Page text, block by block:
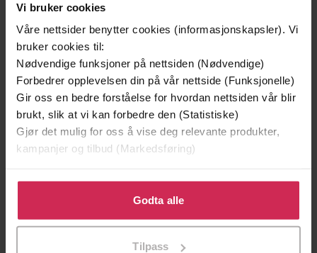
Vi bruker cookies
Våre nettsider benytter cookies (informasjonskapsler). Vi
bruker cookies til:
Nødvendige funksjoner på nettsiden (Nødvendige)
Forbedrer opplevelsen din på vår nettside (Funksjonelle)
Gir oss en bedre forståelse for hvordan nettsiden vår blir
brukt, slik at vi kan forbedre den (Statistiske)
Gjør det mulig for oss å vise deg relevante produkter,
kampanjer og tilbud (Markedsføring)
Klikk på «Godta alle» for å gi oss ditt samtykke til å
bruke cookies for alle disse formålene. Du kan også
tilpasse ditt samtykke til spesifikke formål ved å klikke
Godta alle
Tilpass
Innflytteren
Hjerteknuseren